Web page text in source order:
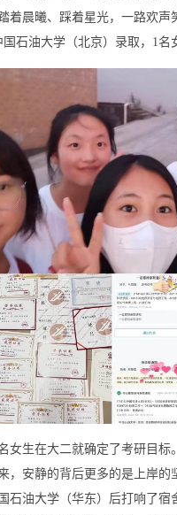
着晨曦、踩着星光，一路欢声
石油大学（北京）录取，1名
女生在大二就确定了考研目标
，安静的背后更多的是上岸的
石油大学（华东）后打响了宿